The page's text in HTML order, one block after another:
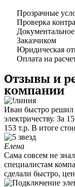
Прозрачные
Проверка
Заказчиком
Юридическая
Оплата на
Отзывы и
компании
Иван быстро решил
электричеству. За
153 т.р. В итоге
Елена
Сама совсем не
специалистам
сделали быстро,